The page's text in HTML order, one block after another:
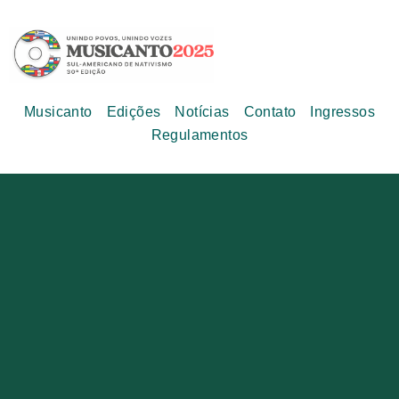
Musicanto Edições Notícias Contato
Ingressos
Regulamentos